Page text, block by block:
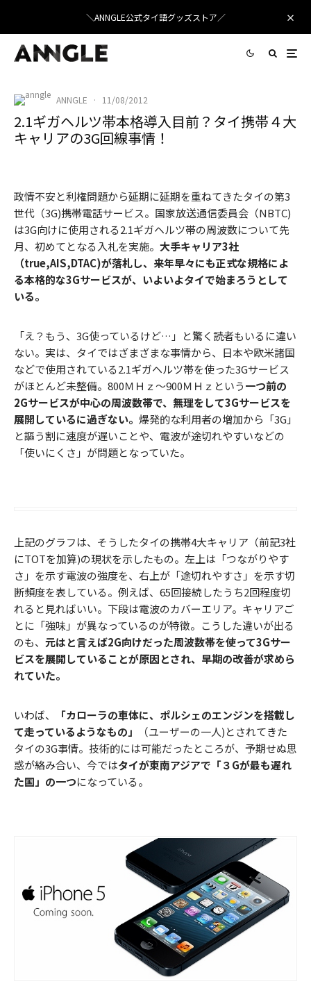
＼ANNGLE公式タイ語グッズストア／
ANNGLE · 11/08/2012
2.1ギガヘルツ帯本格導入目前？タイ携帯４大
キャリアの3G回線事情！
政情不安と利権問題から延期に延期を重ねてきたタイの第3
世代（3G)携帯電話サービス。国家放送通信委員会（NBTC)
は3G向けに使用される2.1ギガヘルツ帯の周波数について先
月、初めてとなる入札を実施。 大手キャリア3社
（true,AIS,DTAC)が落札し、来年早々にも正式な規格によ
る本格的な3Gサービスが、いよいよタイで始まろうとして
いる。
「え？もう、3G使っているけど…」と驚く読者もいるに違い
ない。実は、タイではざまざまな事情から、日本や欧米諸国
などで使用されている2.1ギガヘルツ帯を使った3Gサービス
がほとんど未整備。800ＭＨｚ～900ＭＨｚという一つ前の
2Gサービスが中心の周波数帯で、無理をして3Gサービスを
展開しているに過ぎない。 爆発的な利用者の増加から「3G」
と謳う割に速度が遅いことや、電波が途切れやすいなどの
「使いにくさ」が問題となっていた。
上記のグラフは、そうしたタイの携帯4大キャリア（前記3社
にTOTを加算)の現状を示したもの。左上は「つながりやす
さ」を示す電波の強度を、右上が「途切れやすさ」を示す切
断頻度を表している。例えば、65回接続したうち2回程度切
れると見ればいい。下段は電波のカバーエリア。キャリアご
とに「強味」が異なっているのが特徴。こうした違いが出る
のも、 元はと言えば2G向けだった周波数帯を使って3Gサー
ビスを展開していることが原因とされ、早期の改善が求めら
れていた。
いわば、
「カローラの車体に、ポルシェのエンジンを搭載し
て走っているようなもの」
（ユーザーの一人)とされてきた
タイの3G事情。技術的には可能だったところが、予期せぬ思
惑が絡み合い、今ではタイが東南アジアで「３Gが最も遅れ
た国」の一つになっている。